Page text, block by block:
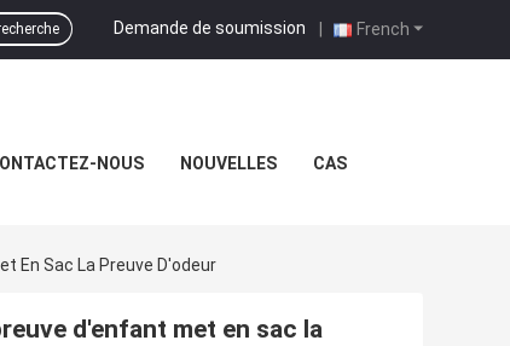
French
Demande de soumission |
NOUS NOUVELLES CAS
En Sac La Preuve D'odeur
d'enfant met en sac la